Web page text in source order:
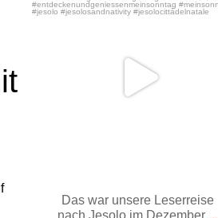
Das war unsere Leserreise
nach Jesolo im Dezember ...